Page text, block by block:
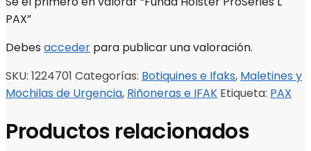
PAX”
Debes acceder para publicar una valoración.
SKU: 1224701 Categorías: Botiquines e Ifaks, Maletines y
Mochilas de Urgencia, Riñoneras e IFAK Etiqueta: PAX
Productos relacionados